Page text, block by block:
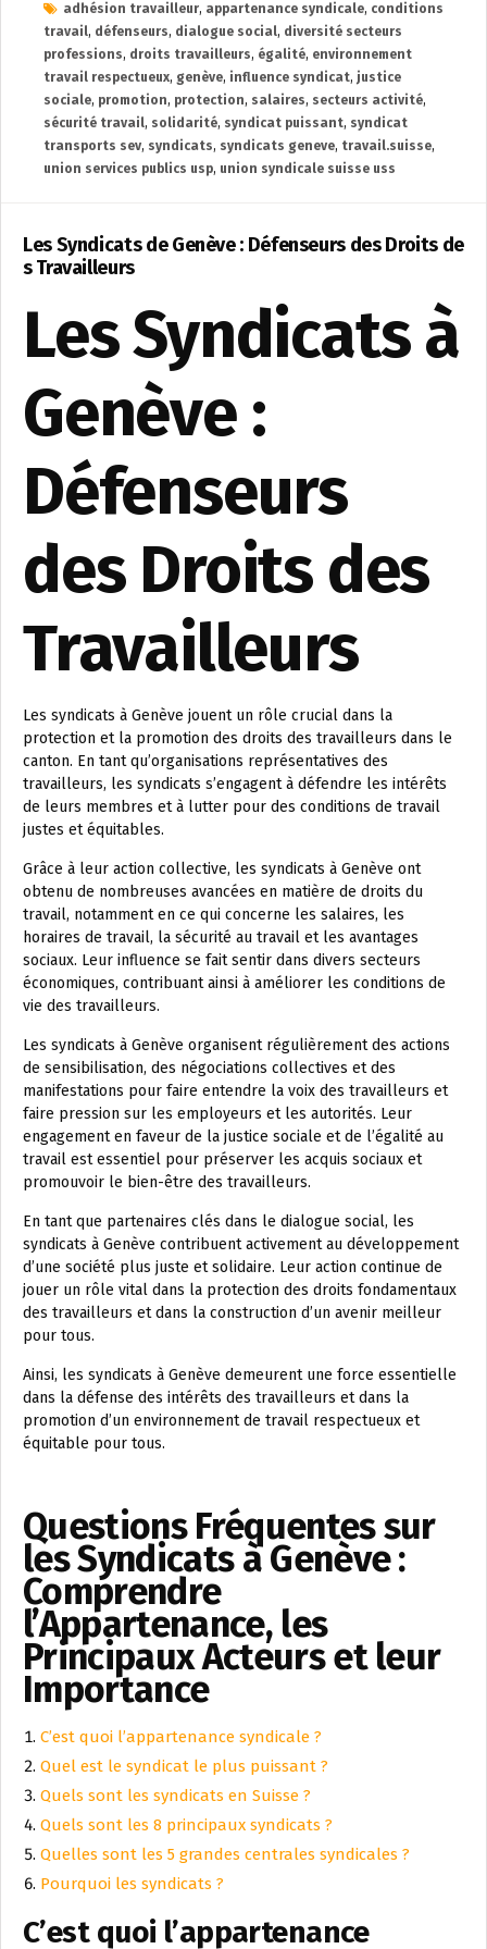
adhésion travailleur, appartenance syndicale, conditions
travail, défenseurs, dialogue social, diversité secteurs
professions, droits travailleurs, égalité, environnement
travail respectueux, genève, influence syndicat, justice
sociale, promotion, protection, salaires, secteurs activité,
sécurité travail, solidarité, syndicat puissant, syndicat
transports sev, syndicats, syndicats geneve, travail.suisse,
union services publics usp, union syndicale suisse uss
Les Syndicats de Genève : Défenseurs des Droits de
s Travailleurs
Les Syndicats à
Genève :
Défenseurs
des Droits des
Travailleurs
Les syndicats à Genève jouent un rôle crucial dans la
protection et la promotion des droits des travailleurs dans le
canton. En tant qu’organisations représentatives des
travailleurs, les syndicats s’engagent à défendre les intérêts
de leurs membres et à lutter pour des conditions de travail
justes et équitables.
Grâce à leur action collective, les syndicats à Genève ont
obtenu de nombreuses avancées en matière de droits du
travail, notamment en ce qui concerne les salaires, les
horaires de travail, la sécurité au travail et les avantages
sociaux. Leur influence se fait sentir dans divers secteurs
économiques, contribuant ainsi à améliorer les conditions de
vie des travailleurs.
Les syndicats à Genève organisent régulièrement des actions
de sensibilisation, des négociations collectives et des
manifestations pour faire entendre la voix des travailleurs et
faire pression sur les employeurs et les autorités. Leur
engagement en faveur de la justice sociale et de l’égalité au
travail est essentiel pour préserver les acquis sociaux et
promouvoir le bien-être des travailleurs.
En tant que partenaires clés dans le dialogue social, les
syndicats à Genève contribuent activement au développement
d’une société plus juste et solidaire. Leur action continue de
jouer un rôle vital dans la protection des droits fondamentaux
des travailleurs et dans la construction d’un avenir meilleur
pour tous.
Ainsi, les syndicats à Genève demeurent une force essentielle
dans la défense des intérêts des travailleurs et dans la
promotion d’un environnement de travail respectueux et
équitable pour tous.
Questions Fréquentes sur
les Syndicats à Genève :
Comprendre
l’Appartenance, les
Principaux Acteurs et leur
Importance
C’est quoi l’appartenance syndicale ?
Quel est le syndicat le plus puissant ?
Quels sont les syndicats en Suisse ?
Quels sont les 8 principaux syndicats ?
Quelles sont les 5 grandes centrales syndicales ?
Pourquoi les syndicats ?
C’est quoi l’appartenance